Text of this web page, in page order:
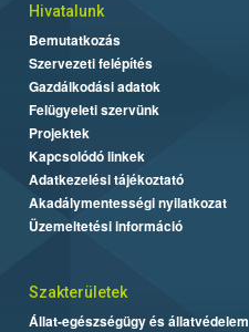
Hivatalunk
Bemutatkozás
Szervezeti felépítés
Gazdálkodási adatok
Felügyeleti szervünk
Projektek
Kapcsolódó linkek
Adatkezelési tájékoztató
Akadálymentességi nyilatkozat
Üzemeltetési információ
Szakterületek
Állat-egészségügy és állatvédelem